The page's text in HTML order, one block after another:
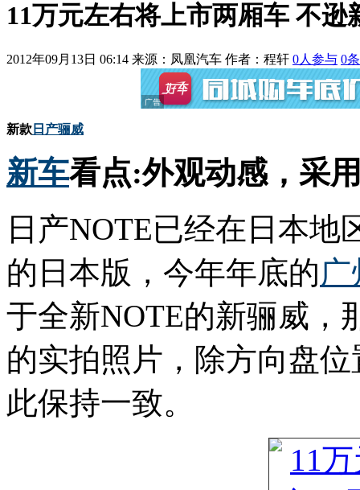
11万元左右将上市两厢车 不逊
2012年09月13日 06:14 来源：凤凰汽车 作者： 程轩 0人参与 0
新款 日产骊威
新车看点:外观动感，采
日产NOTE已经在日本地
的日本版，今年年底的
于全新NOTE的新骊威，
的实拍照片，除方向盘
此保持一致。